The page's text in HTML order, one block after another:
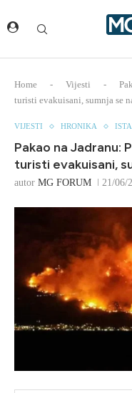
Home - Vijesti -
turisti evakuisani, sumnja se
VIJESTI HRONIKA
Pakao na Jadranu:
turisti evakuisani,
autor MG FORUM 21/06/